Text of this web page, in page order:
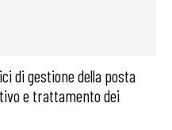
di gestione della posta
e trattamento dei